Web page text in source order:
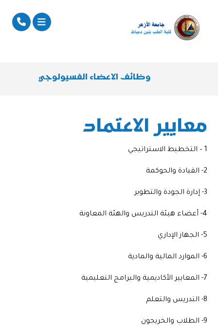
وظائف الاعضاء الفسيولوجي
معايير الاعتماد
1 – التخطيط الاستراتيجي
2- القيادة والحوكمة
3- إدارة الجودة والتطوير
4- أعضاء هيئة التدريس والهئة المعاونة
5- الجهاز الإداري
6- الموارد المالية والمادية
7- المعايير الأكاديمية والبرامج التعليمية
8- التدريس والتعلم
9- الطلاب والخريجون